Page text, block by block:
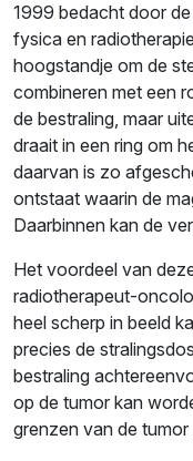
1999 bedacht door
fysica en
hoogstandje om de
combineren met een
de bestraling, maar
draait in een ring om
daarvan is zo
ontstaat waarin de
Daarbinnen kan de
Het voordeel van
radiotherapeut-
heel scherp in beeld
precies de
bestraling
op de tumor kan
grenzen van de